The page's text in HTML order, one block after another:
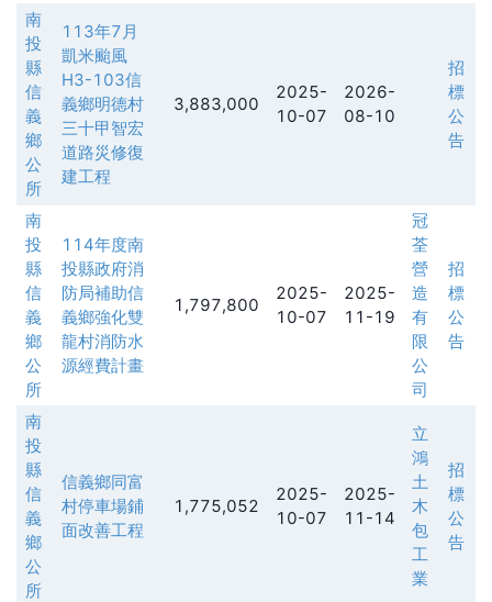
南
投
縣
信
義
鄉
公
所
113年7月
凱米颱風
H3-103信
義鄉明德村
三十甲智宏
道路災修復
建工程
3,883,000
2025-
10-07
2026-
08-10
招
標
公
告
南
投
縣
信
義
鄉
公
所
114年度南
投縣政府消
防局補助信
義鄉強化雙
龍村消防水
源經費計畫
1,797,800
2025-
10-07
2025-
11-19
冠
荃
營
造
有
限
公
司
招
標
公
告
南
投
縣
信
義
鄉
公
所
信義鄉同富
村停車場鋪
面改善工程
1,775,052
2025-
10-07
2025-
11-14
立
鴻
土
木
包
工
業
招
標
公
告